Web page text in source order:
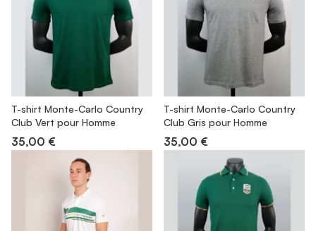
T-shirt Monte-Carlo Country
Club Vert pour Homme
35,00 €
T-shirt Monte-Carlo Country
Club Gris pour Homme
35,00 €